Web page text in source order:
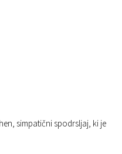
simpatični spodrsljaj, ki je